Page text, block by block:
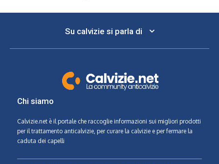
Su calvizie si parla di
Chi siamo
Calvizie.net è il portale che raccoglie informazioni sui migliori prodotti
per il trattamento anticalvizie, per curare la calvizie e per fermare la
caduta dei capelli